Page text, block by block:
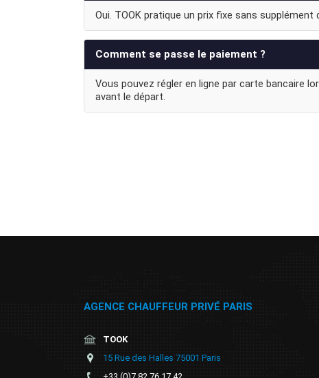
Oui. TOOK pratique un prix fixe sans
Comment se passe le paiement ?
Vous pouvez régler en ligne par carte bancaire
avant le départ.
AGENCE CHAUFFEUR PRIVÉ PARIS
TOOK
15 Rue des Halles 75001 Paris